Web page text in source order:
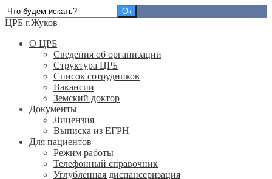
ЦРБ г.Жуков
О ЦРБ
Сведения об организации
Структура ЦРБ
Список сотрудников
Вакансии
Земский доктор
Документы
Лицензия
Выписка из ЕГРН
Для пациентов
Режим работы
Телефонный справочник
Углубленная диспансеризация